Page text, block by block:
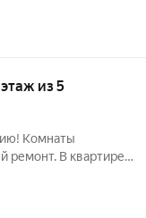
из 5
Комнаты
ремонт. В квартире
диван (кроме стола и